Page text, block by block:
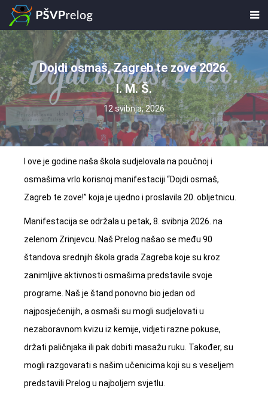
Dojdi osmaš, Zagreb te zove 2026.
I. M. Š.
12 svibnja, 2026
I ove je godine naša škola sudjelovala na poučnoj i
osmašima vrlo korisnoj manifestaciji “Dojdi osmaš,
Zagreb te zove!” koja je ujedno i proslavila 20. obljetnicu.
Manifestacija se održala u petak, 8. svibnja 2026. na
zelenom Zrinjevcu. Naš Prelog našao se među 90
štandova srednjih škola grada Zagreba koje su kroz
zanimljive aktivnosti osmašima predstavile svoje
programe. Naš je štand ponovno bio jedan od
najposjećenijih, a osmaši su mogli sudjelovati u
nezaboravnom kvizu iz kemije, vidjeti razne pokuse,
držati paličnjaka ili pak dobiti masažu ruku. Također, su
mogli razgovarati s našim učenicima koji su s veseljem
predstavili Prelog u najboljem svjetlu.